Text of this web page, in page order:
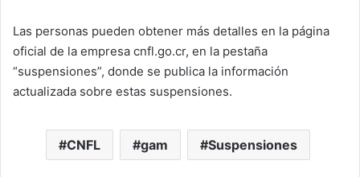
Las personas pueden obtener más detalles en la página
oficial de la empresa cnfl.go.cr, en la pestaña
“suspensiones”, donde se publica la información
actualizada sobre estas suspensiones.
CNFL gam Suspensiones